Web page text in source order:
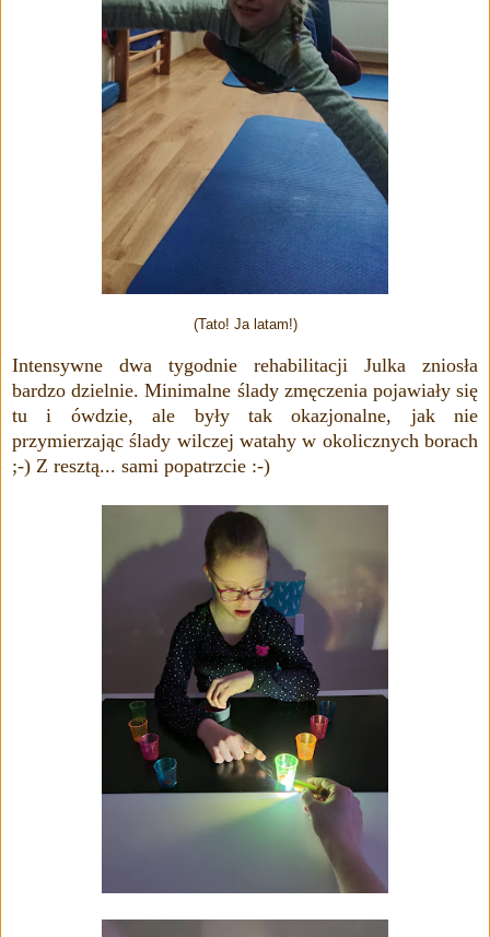
(Tato! Ja latam!)
Intensywne dwa tygodnie rehabilitacji Julka zniosła
bardzo dzielnie. Minimalne ślady zmęczenia pojawiały się
tu i ówdzie, ale były tak okazjonalne, jak nie
przymierzając ślady wilczej watahy w okolicznych borach
;-) Z resztą... sami popatrzcie :-)